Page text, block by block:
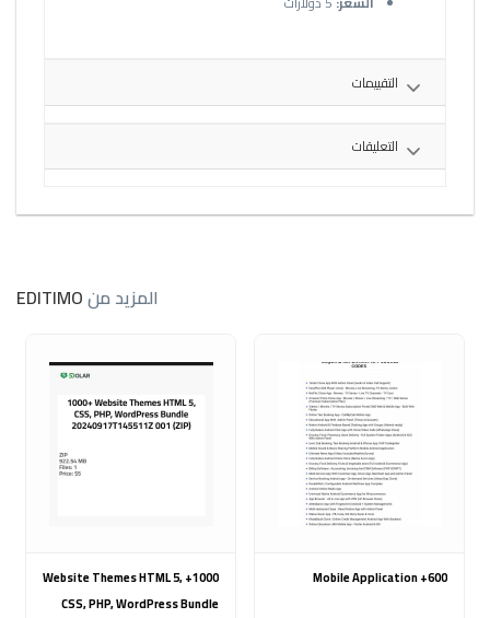
التقييمات
التعليقات
المزيد منEDITIMO
600+ Mobile Application
1000+ Website Themes HTML 5,
CSS, PHP, WordPress Bundle